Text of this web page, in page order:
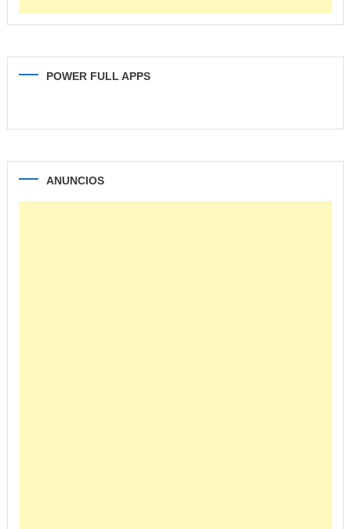
POWER FULL APPS
ANUNCIOS